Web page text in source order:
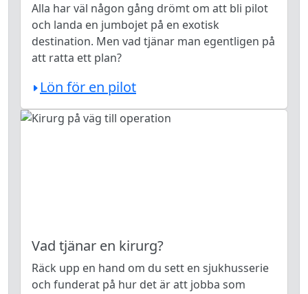
Alla har väl någon gång drömt om att bli pilot
och landa en jumbojet på en exotisk
destination. Men vad tjänar man egentligen på
att ratta ett plan?
Lön för en pilot
Vad tjänar en kirurg?
Räck upp en hand om du sett en sjukhusserie
och funderat på hur det är att jobba som